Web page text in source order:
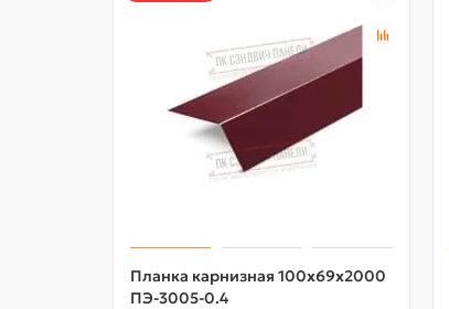
Планка карнизная 100х69х2000
ПЭ-3005-0.4